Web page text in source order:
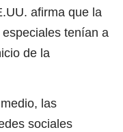
afirma que la
tenían a
de la
las
sociales